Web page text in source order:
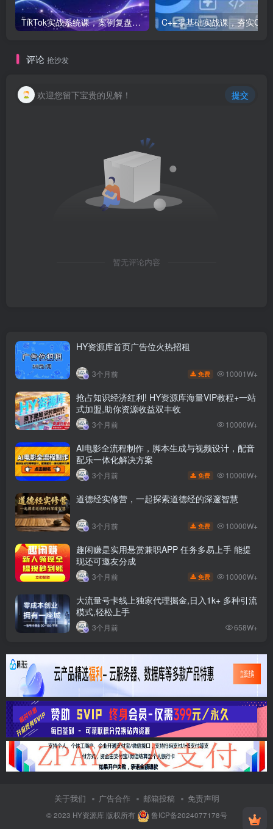
TikTok实战系统课，案例复盘、数据解析、运营执行，从0到1构建千万级电商体系（更新）
评论 抢沙发
欢迎您留下宝贵的见解！ 提交
暂无评论内容
HY资源库首页广告位火热招租
3个月前 免费 10001W+
抢占知识经济红利! HY资源库海量VIP教程+一站
式加盟,助你资源收益双丰收
3个月前 10000W+
AI电影全流程制作，脚本生成与视频设计，配音
配乐一体化解决方案
3个月前 免费 10000W+
道德经实修营，一起探索道德经的深邃智慧
3个月前 免费 10000W+
趣闲赚是实用悬赏兼职APP 任务多易上手 能提
现还可邀友分成
3个月前 免费 10000W+
大流量号卡线上独家代理掘金,日入1k+ 多种引流
模式,轻松上手
3个月前 658W+
关于我们 广告合作 邮箱投稿 免责声明
© 2023 HY资源库版权所有 鲁ICP备2024077178号